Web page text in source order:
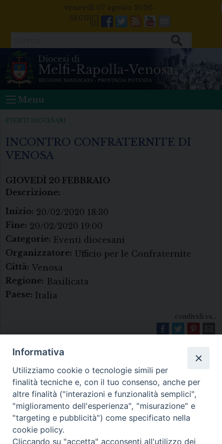
venerdì 07 agosto 2026
Facebook
Twitter
FeedsYoutube
Mail
Menu
EVENTI DIOCESANI
INCONTRO CONFRATERNITE DI
VENOSA
GIOVEDÌ 20 FEBBRAIO
Descrizione: .
Inizio: 20/02/2020 18:30
Fine: 20/02/2020 19:00
Categorie: Eventi diocesani
Organizzatore: Ufficio per le Confraternite
Città: Venosa
Regione: Basilicata
Paese: Italia
condividi su...
Diocesi di Melfi Rapolla Venosa
• Largo Duomo, 12 - 85025 MELFI (PZ) •
Informativa
Utilizziamo cookie o tecnologie simili per
finalità tecniche e, con il tuo consenso, anche per
altre finalità ("interazioni e funzionalità semplici",
"miglioramento dell'esperienza", "misurazione" e
"targeting e pubblicità") come specificato nella
cookie policy.
Cliccando su "accetta" acconsenti all'utilizzo dei